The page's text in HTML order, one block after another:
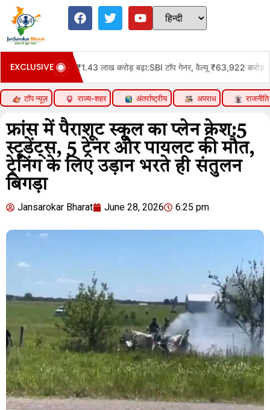
EXCLUSIVE
कैप ₹1.43 लाख करोड़ बढ़ा:SBI टॉप गेनर, वैल्यू ₹63,922 करोड़ बढ़ी; LIC को
टॉप न्यूज़ राज्य-शहर अंतर्राष्ट्रीय अपराध राजनीति
फ्रांस में पैराशूट स्कूल का प्लेन क्रेश:5
स्टूडेंट्स, 5 ट्रेनर और पायलट की मौत,
ट्रेनिंग के लिए उड़ान भरते ही संतुलन
बिगड़ा
Jansarokar Bharat June 28, 2026 6:25 pm